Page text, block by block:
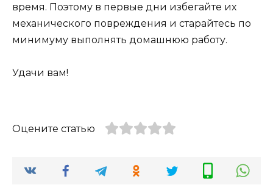
время. Поэтому в первые дни избегайте их
механического повреждения и старайтесь по
минимуму выполнять домашнюю работу.
Удачи вам!
Оцените статью